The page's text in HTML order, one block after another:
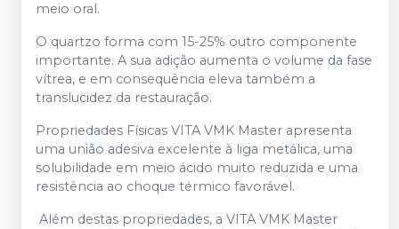
meio oral.
O quartzo forma com 15-25% outro componente
importante. A sua adição aumenta o volume da fase
vítrea, e em consequência eleva também a
translucidez da restauração.
Propriedades Físicas VITA VMK Master apresenta
uma união adesiva excelente à liga metálica, uma
solubilidade em meio ácido muito reduzida e uma
resistência ao choque térmico favorável.
Além destas propriedades, a VITA VMK Master